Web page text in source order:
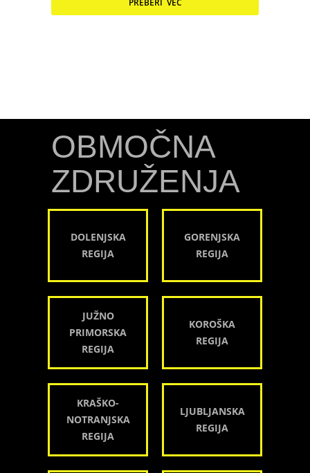
OBMOČNA
ZDRUŽENJA
DOLENJSKA
REGIJA
GORENJSKA
REGIJA
JUŽNO
PRIMORSKA
REGIJA
KOROŠKA
REGIJA
KRAŠKO-
NOTRANJSKA
REGIJA
LJUBLJANSKA
REGIJA